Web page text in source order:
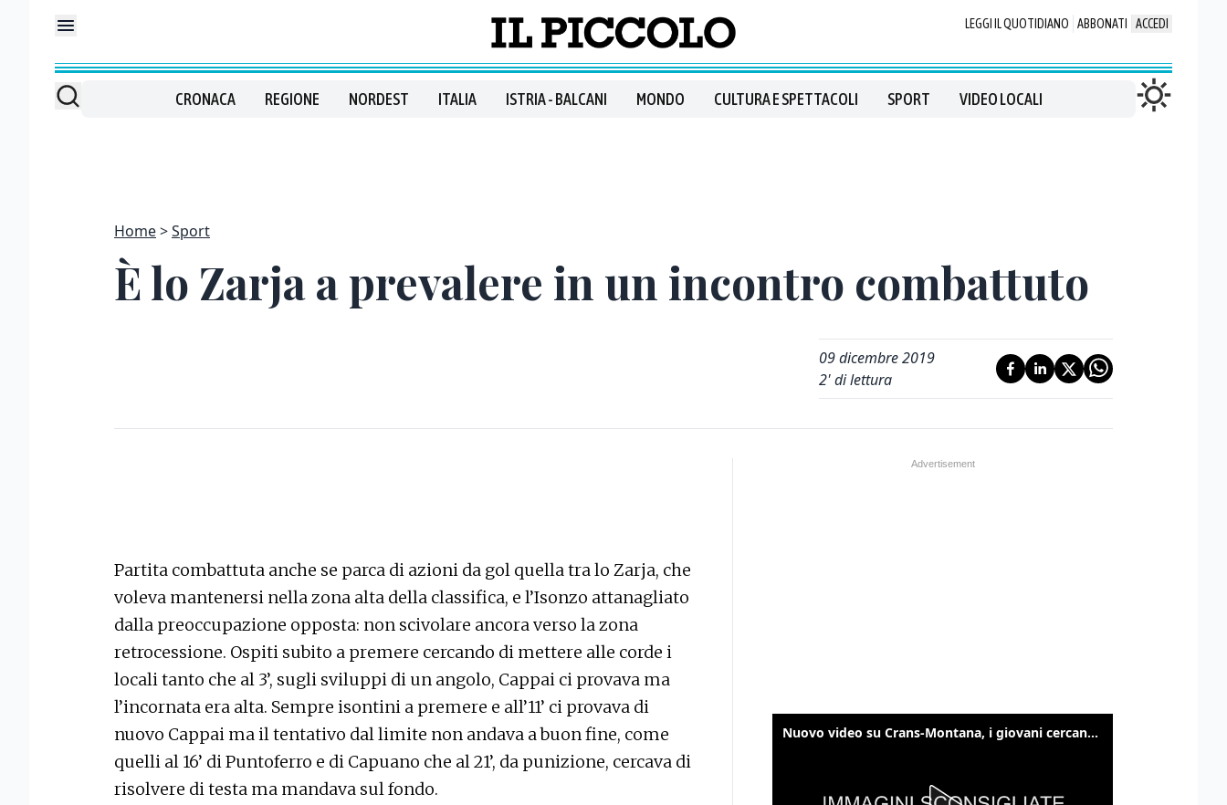
LEGGI IL QUOTIDIANO ABBONATI ACCEDI
CRONACA REGIONE NORDEST ITALIA ISTRIA - BALCANI MONDO CULTURA E SPETTACOLI SPORT VIDEO LOCALI
Home Sport
È lo Zarja a prevalere in un incontro combattuto
09 dicembre 2019
2' di lettura
Partita combattuta anche se parca di azioni da gol quella tra lo Zarja, che
voleva mantenersi nella zona alta della classifica, e l’Isonzo attanagliato
dalla preoccupazione opposta: non scivolare ancora verso la zona
retrocessione. Ospiti subito a premere cercando di mettere alle corde i
locali tanto che al 3’, sugli sviluppi di un angolo, Cappai ci provava ma
l’incornata era alta. Sempre isontini a premere e all’11’ ci provava di
nuovo Cappai ma il tentativo dal limite non andava a buon fine, come
quelli al 16’ di Puntoferro e di Capuano che al 21’, da punizione, cercava di
risolvere di testa ma mandava sul fondo.
Nuovo video su Crans-Montana, i giovani cercano di sfondare le vetrate